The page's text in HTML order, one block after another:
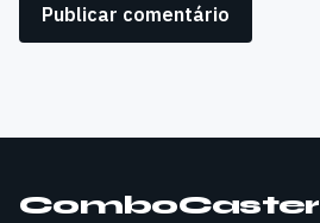
ComboCaster